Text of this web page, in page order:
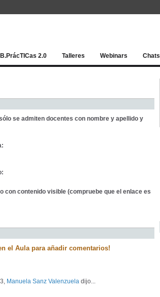
B.PrácTICas 2.0 Talleres Webinars Chats
se admiten docentes con nombre y apellido y
con contenido visible (compruebe que el enlace es
el Aula para añadir comentarios!
Manuela Sanz Valenzuela dijo...